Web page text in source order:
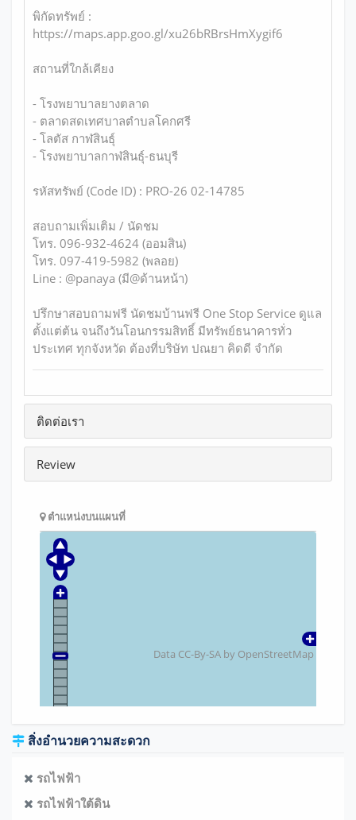
พิกัดทรัพย์ :
https://maps.app.goo.gl/xu26bRBrsHmXygif6
สถานที่ใกล้เคียง
- โรงพยาบาลยางตลาด
- ตลาดสดเทศบาลตำบลโคกศรี
- โลตัส กาฬสินธุ์
- โรงพยาบาลกาฬสินธุ์-ธนบุรี
รหัสทรัพย์ (Code ID) : PRO-26 02-14785
สอบถามเพิ่มเติม / นัดชม
โทร. 096-932-4624 (ออมสิน)
โทร. 097-419-5982 (พลอย)
Line : @panaya (มี@ด้านหน้า)
ปรึกษาสอบถามฟรี นัดชมบ้านฟรี One Stop Service ดูแล
ตั้งแต่ต้น จนถึงวันโอนกรรมสิทธิ์ มีทรัพย์ธนาคารทั่ว
ประเทศ ทุกจังหวัด ต้องที่บริษัท ปณยา คิดดี จำกัด
ติดต่อเรา
Review
ตำแหน่งบนแผนที่
Data CC-By-SA by OpenStreetMap
สิ่งอำนวยความสะดวก
รถไฟฟ้า
รถไฟฟ้าใต้ดิน